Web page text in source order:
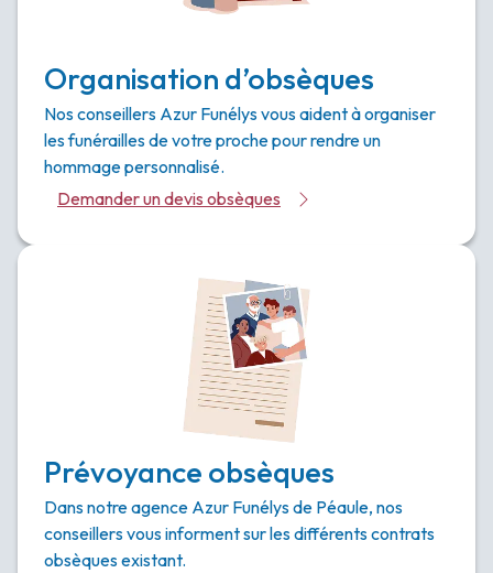
Organisation d’obsèques
Nos conseillers Azur Funélys vous aident à organiser
les funérailles de votre proche pour rendre un
hommage personnalisé.
Demander un devis obsèques
Prévoyance obsèques
Dans notre agence Azur Funélys de Péaule, nos
conseillers vous informent sur les différents contrats
obsèques existant.